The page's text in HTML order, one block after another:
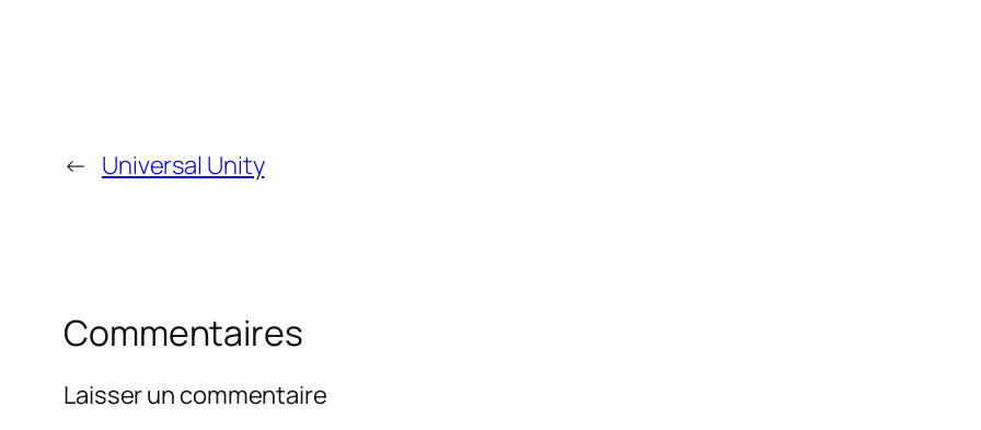
← Universal Unity
Commentaires
Laisser un commentaire